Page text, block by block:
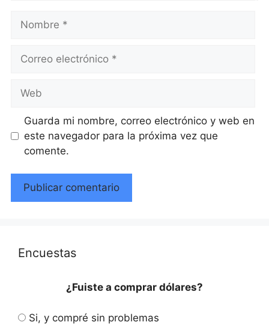
electrónico
Guarda mi nombre, correo electrónico y web en
este navegador para la próxima vez que
comente.
Encuestas
¿Fuiste a comprar dólares?
Si, y compré sin problemas